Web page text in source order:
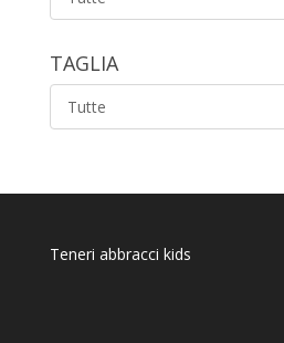
TAGLIA
Tutte
Teneri abbracci kids